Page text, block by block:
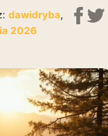
dawidryba,
2026